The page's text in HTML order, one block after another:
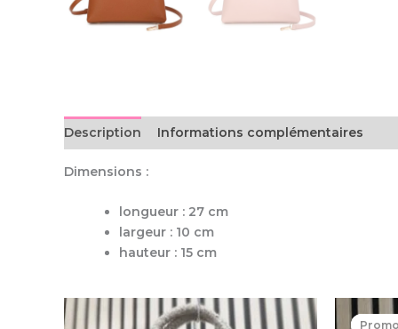
Description Informations complémentaires
Dimensions :
longueur : 27 cm
largeur : 10 cm
hauteur : 15 cm
Produits similaires
Ce